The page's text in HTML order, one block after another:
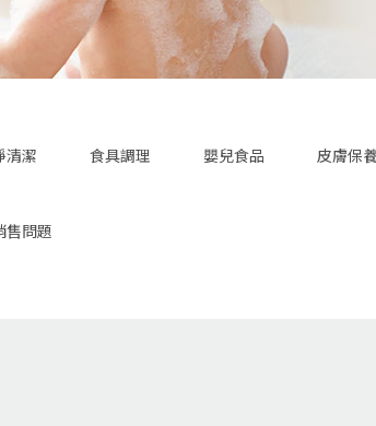
清潔 食具調理 嬰兒食品 皮膚保
售問題